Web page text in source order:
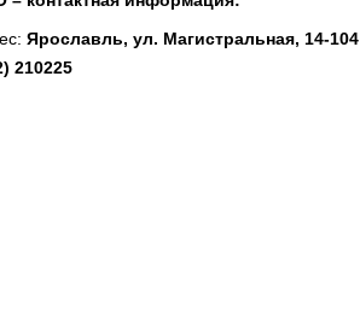
Ярославль, ул. Магистральная, 14-104
210225